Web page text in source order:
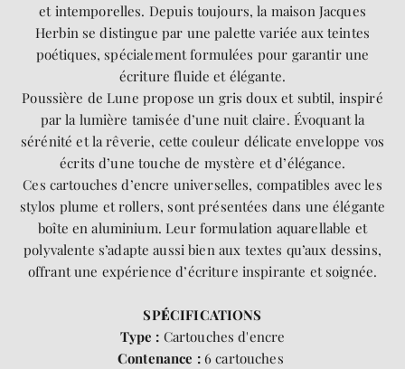
et intemporelles. Depuis toujours, la maison Jacques
Herbin se distingue par une palette variée aux teintes
poétiques, spécialement formulées pour garantir une
écriture fluide et élégante.
Poussière de Lune propose un gris doux et subtil, inspiré
par la lumière tamisée d’une nuit claire. Évoquant la
sérénité et la rêverie, cette couleur délicate enveloppe vos
écrits d’une touche de mystère et d’élégance.
Ces cartouches d’encre universelles, compatibles avec les
stylos plume et rollers, sont présentées dans une élégante
boîte en aluminium. Leur formulation aquarellable et
polyvalente s’adapte aussi bien aux textes qu’aux dessins,
offrant une expérience d’écriture inspirante et soignée.
SPÉCIFICATIONS
Type : Cartouches d'encre
Contenance :6 cartouches